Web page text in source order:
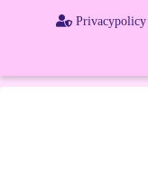
Privacypolicy